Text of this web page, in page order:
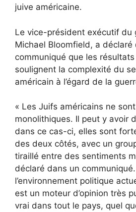
juive américaine.
Le vice-président exécutif du
Michael Bloomfield, a déclaré
communiqué que les
soulignent la complexité du
américain à l’égard de la
« Les Juifs américains ne
monolithiques. Il peut y avoir
dans ce cas-ci, elles sont
des deux côtés, avec un
tiraillé entre des sentiments
déclaré dans un
l’environnement politique
est un moteur d’opinion très
vrai dans tout le pays, quel